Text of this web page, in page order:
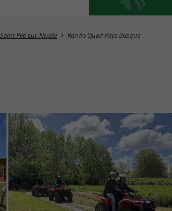
Saint-Pée-sur-Nivelle Rando Quad Pays Basque